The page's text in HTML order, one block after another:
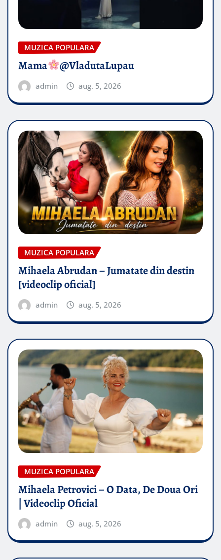
MUZICA POPULARA
Mama @VladutaLupau
admin aug. 5, 2026
MUZICA POPULARA
Mihaela Abrudan – Jumatate din destin
[videoclip oficial]
admin aug. 5, 2026
MUZICA POPULARA
Mihaela Petrovici – O Data, De Doua Ori
| Videoclip Oficial
admin aug. 5, 2026